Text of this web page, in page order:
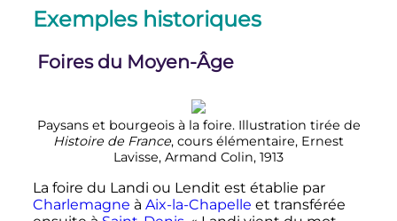
Exemples historiques
Foires du Moyen-Âge
Paysans et bourgeois à la foire. Illustration tirée de
Histoire de France, cours élémentaire, Ernest
Lavisse, Armand Colin, 1913
La foire du Landi ou Lendit est établie par
Charlemagne à Aix-la-Chapelle et transférée